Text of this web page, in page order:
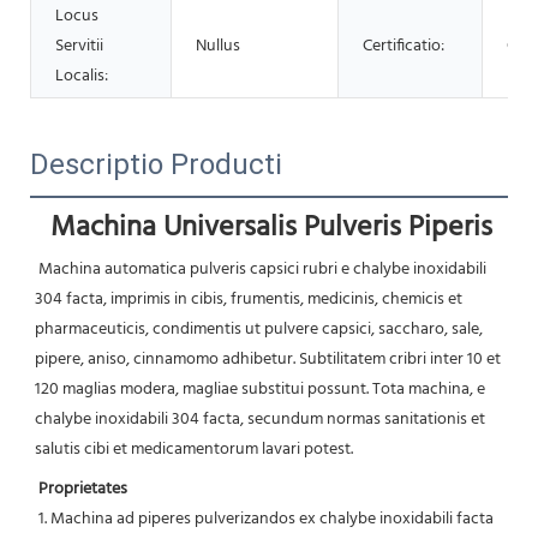
Locus
Servitii
Localis:
Nullus Certificatio: CE
Descriptio Producti
Machina Universalis Pulveris Piperis
Machina automatica pulveris capsici rubri e chalybe inoxidabili
304 facta, imprimis in cibis, frumentis, medicinis, chemicis et
pharmaceuticis, condimentis ut pulvere capsici, saccharo, sale,
pipere, aniso, cinnamomo adhibetur. Subtilitatem cribri inter 10 et
120 maglias modera, magliae substitui possunt. Tota machina, e
chalybe inoxidabili 304 facta, secundum normas sanitationis et
salutis cibi et medicamentorum lavari potest.
Proprietates